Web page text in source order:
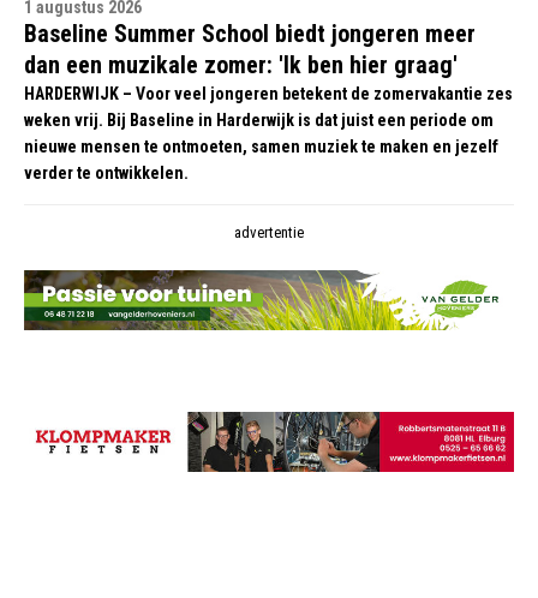
1 augustus 2026
Baseline Summer School biedt jongeren meer
dan een muzikale zomer: 'Ik ben hier graag'
HARDERWIJK – Voor veel jongeren betekent de zomervakantie zes
weken vrij. Bij Baseline in Harderwijk is dat juist een periode om
nieuwe mensen te ontmoeten, samen muziek te maken en jezelf
verder te ontwikkelen.
advertentie